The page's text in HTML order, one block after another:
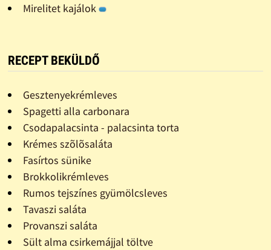
Mirelitet kajálok
RECEPT BEKÜLDŐ
Gesztenyekrémleves
Spagetti alla carbonara
Csodapalacsinta - palacsinta torta
Krémes szõlõsaláta
Fasírtos sünike
Brokkolikrémleves
Rumos tejszínes gyümölcsleves
Tavaszi saláta
Provanszi saláta
Sült alma csirkemájjal töltve